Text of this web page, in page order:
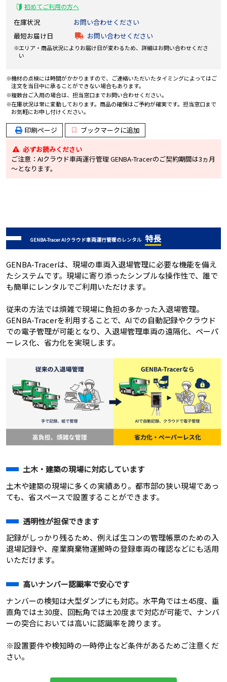
初めてご利用の方へ
在庫状況
お問い合わせください
最短お届け日
お問い合わせください
エリア・商品状況によりお届け日が変わるため、詳細はお問い合わせくださ
い
機材の点検には時間がかかりますので、ご連絡いただいたタイミングによってはご
注文を当日中に承ることができない場合もあります。
複数台ご入用の場合は、担当窓口までお問い合わせください。
在庫状況は常に変動しております。商品の確保はご予約が確実です。担当窓口まで
お気軽にお申し付けください。
印刷ページ
ブックマークに追加
必ずお読みください
ご注意：AIクラウド車両運行管理 GENBA-Tracerのご契約期間は3ヵ月
～となります。
GENBA-Tracer AIクラウド車両運行管理のレンタル 特長
GENBA-Tracerは、現場の車両入退場管理に必要な機能を備え
たシステムです。現場に寄り添ったシンプルな操作性で、誰で
も簡単にレンタルでご利用いただけます。
従来の方法では煩雑で現場に負担の多かった入退場管理。
GENBA-Tracerを利用することで、AIでの自動記録やクラウド
での電子管理が可能となり、入退場管理車両の遠隔化、ペーパ
ーレス化、省力化を実現します。
土木・建築の現場に対応しています
土木や建築の現場に多くの実績あり。都市部の狭い現場であっ
ても、省スペースで設置することができます。
透明性が担保できます
記録がしっかり残るため、例えば生コンの管理帳票のための入
退場記録や、産業廃棄物運搬時の登録車両の確認などにも活用
いただけます。
高いナンバー認識率で安心です
ナンバーの検知は大型ダンプにも対応。水平角では±45度、垂
直角では±30度、回転角では±20度まで対応が可能で、ナンバ
ーの突合においては高いに認識率を誇ります。
※設置要件や検知時の一時停止など条件があるためご注意くだ
さい。